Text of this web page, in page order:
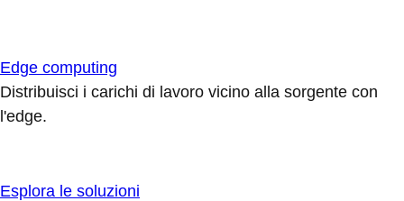
Edge computing
Distribuisci i carichi di lavoro vicino alla sorgente con
l'edge.
Esplora le soluzioni